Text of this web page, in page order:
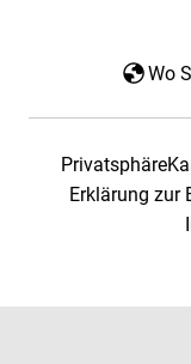
Wo
Privatsphäre
Erklärung zur